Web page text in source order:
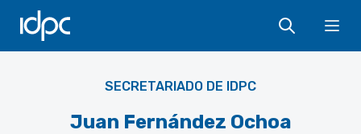
IDPC
SECRETARIADO DE IDPC
Juan Fernández Ochoa